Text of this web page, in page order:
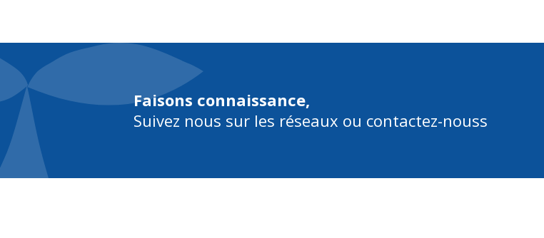
Faisons connaissance,
Suivez nous sur les réseaux ou contactez-nouss